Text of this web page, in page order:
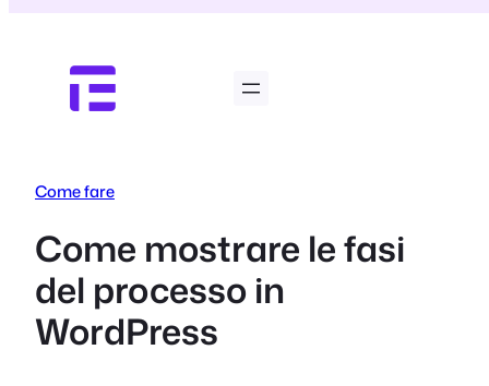
contenuto
Come fare
Come mostrare le fasi
del processo in
WordPress